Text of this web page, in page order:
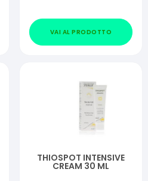
VAI AL PRODOTTO
THIOSPOT INTENSIVE
CREAM 30 ML